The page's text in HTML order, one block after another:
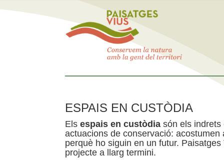
ESPAIS EN CUSTÒDIA
Els espais en custòdia són els indrets
actuacions de conservació:
perquè ho siguin en un futur.
projecte a llarg termini.